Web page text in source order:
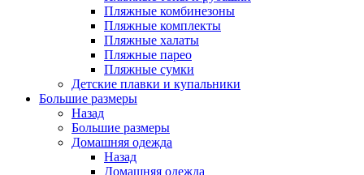
Пляжные комбинезоны
Пляжные комплекты
Пляжные халаты
Пляжные парео
Пляжные сумки
Детские плавки и купальники
Большие размеры
Назад
Большие размеры
Домашняя одежда
Назад
Домашняя одежда